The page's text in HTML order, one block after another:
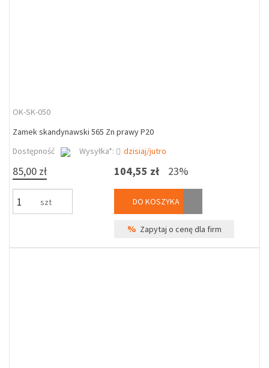
OK-SK-050
Zamek skandynawski 565 Zn prawy P20
Dostępność
Wysyłka*: dzisiaj/jutro
85,00 zł
szt
104,55 zł 23%
DO KOSZYKA
% Zapytaj o cenę dla firm